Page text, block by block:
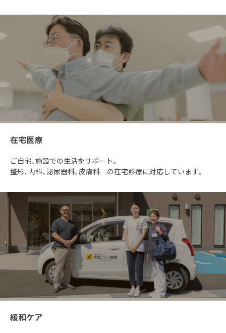
在宅医療
ご自宅、施設での生活をサポート。
整形、内科、泌尿器科、皮膚科 の在宅診療に対応しています。
緩和ケア